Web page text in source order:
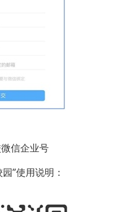
信企业号
”使用说明：